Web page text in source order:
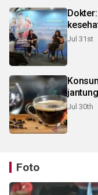
Jul 31st
jantung
Jul 30th
Foto